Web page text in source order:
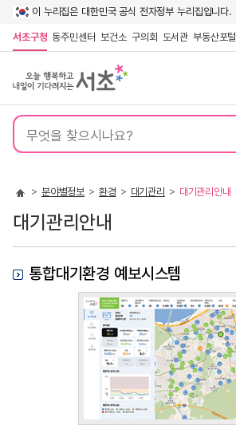
이 누리집은 대한민국 공식 전자정부 누리집입니다.
서초구청 동주민센터 보건소 구의회 도서관 부동산포털
통
검
분야별정보 환경 대기관리 대기관리안내
대기관리안내
통합대기환경 예보시스템